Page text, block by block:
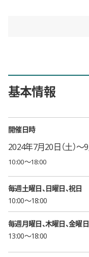
基本情報
開催日時
2024年7月20日（土）〜9
10:00〜18:00
毎週土曜日 日曜日 祝日
10:00〜18:00
毎週月曜日 木曜日 金曜日
13:00〜18:00